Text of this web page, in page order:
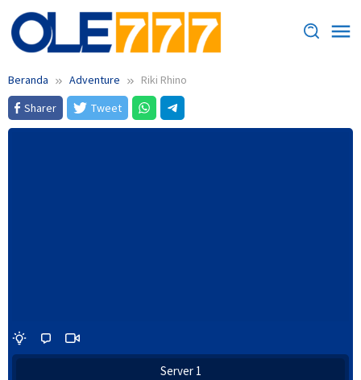
Loncat
ke
konten
Beranda Adventure
Riki Rhino
Sharer
Tweet
Server 1